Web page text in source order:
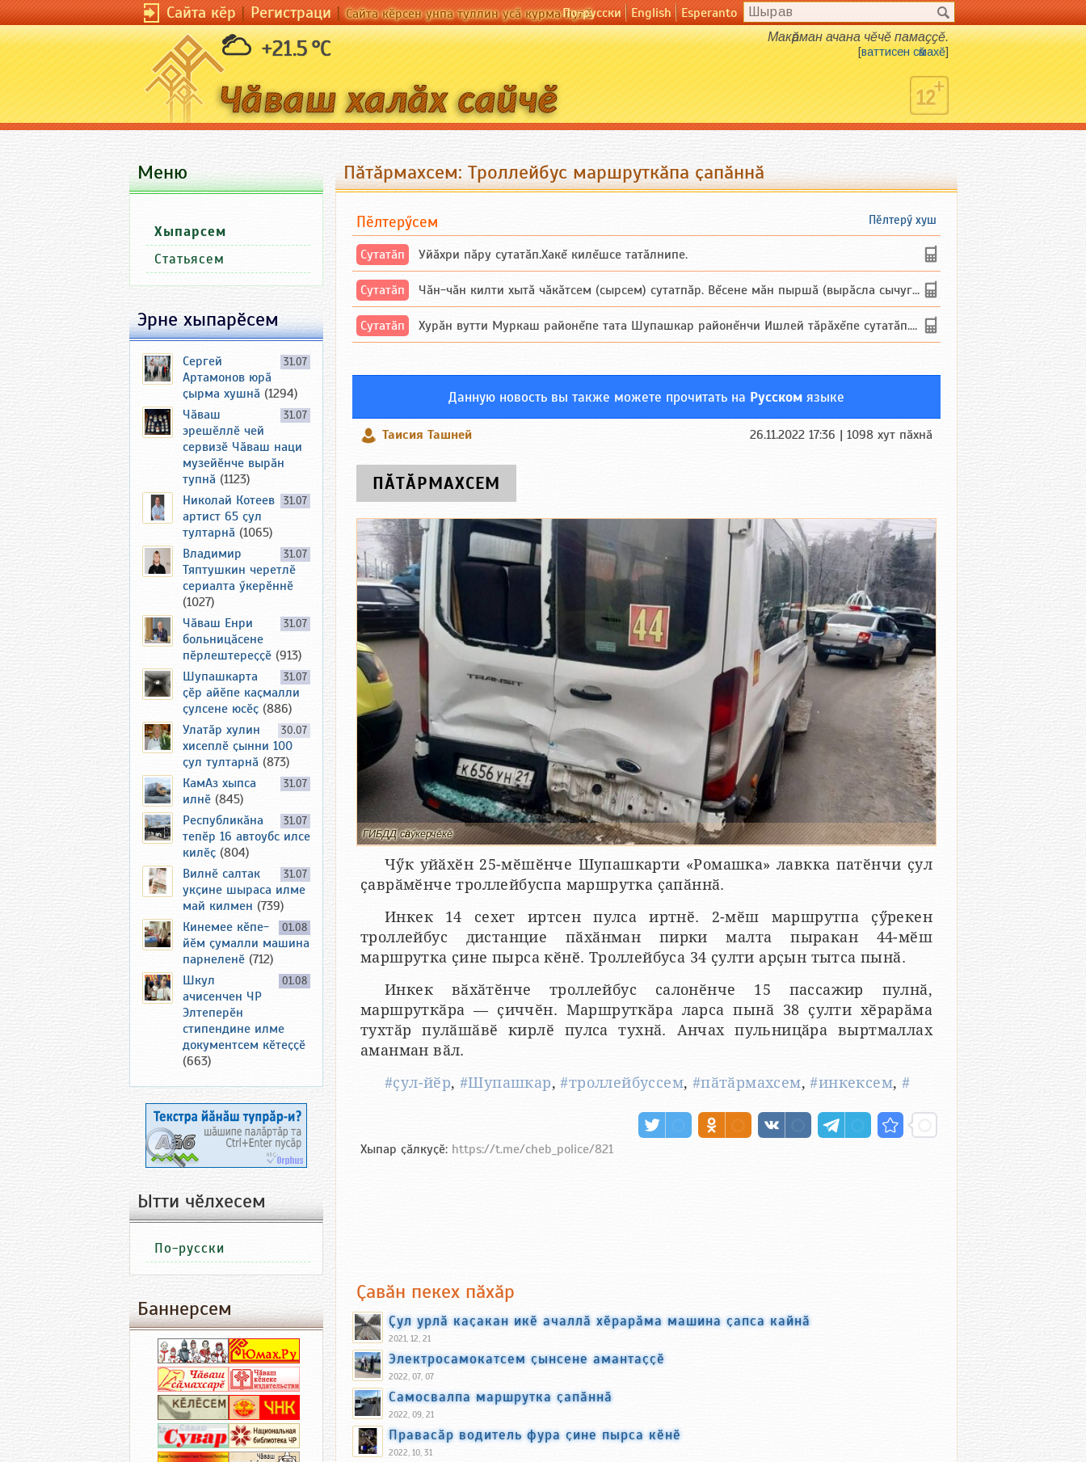
Сайта кӗр|Регистраци|Сайта кӗрсен унпа туллин усӑ курма пулӗПо-русски English Esperanto
+21.5 °C Макӑрман ачана чӗчӗ памаҫҫӗ.
[ваттисен сӑмахӗ]
Пӑтӑрмахсем: Троллейбус маршруткӑпа ҫапӑннӑ
Пӗлтерӳ хуш
Пӗлтерӳсем
Сутатӑп Уйăхри пăру сутатăп.Хакĕ килĕшсе татăлнипе.
Сутатӑп Чăн-чăн килти хытă чăкăтсем (сырсем) сутатпăр. Вĕсене мăн пыршă (вырăсла сычуг) ...
Сутатӑп Хурăн вутти Муркаш районĕпе тата Шупашкар районĕнчи Ишлей тăрăхĕпе сутатăп. Ха...
Данную новость вы также можете прочитать на Русском языке
Таисия Ташней 26.11.2022 17:36 | 1098 хут пӑхнӑ
ПӐТӐРМАХСЕМ
ГИБДД сӑнӳкерчӗкӗ
Чӳк уйӑхӗн 25-мӗшӗнче Шупашкарти «Ромашка» лавкка патӗнчи ҫул
ҫаврӑмӗнче троллейбуспа маршрутка ҫапӑннӑ.
Инкек 14 сехет иртсен пулса иртнӗ. 2-мӗш маршрутпа ҫӳрекен
троллейбус дистанцие пӑхӑнман пирки малта пыракан 44-мӗш
маршрутка ҫине пырса кӗнӗ. Троллейбуса 34 ҫулти арҫын тытса пынӑ.
Инкек вӑхӑтӗнче троллейбус салонӗнче 15 пассажир пулнӑ,
маршруткӑра — ҫиччӗн. Маршруткӑра ларса пынӑ 38 ҫулти хӗрарӑма
тухтӑр пулӑшӑвӗ кирлӗ пулса тухнӑ. Анчах пульницӑра выртмаллах
аманман вӑл.
#ҫул-йӗр,#Шупашкар,#троллейбуссем, #пӑтӑрмахсем,#инкексем, #
Хыпар ҫӑлкуҫӗ: https://t.me/cheb_police/821
Ҫавӑн пекех пӑхӑр
Ҫул урлӑ каҫакан икӗ ачаллӑ хӗрарӑма машина ҫапса кайнӑ
2021, 12, 21
Электросамокатсем ҫынсене амантаҫҫӗ
2022, 07, 07
Самосвалпа маршрутка ҫапӑннӑ
2022, 09, 21
Правасӑр водитель фура ҫине пырса кӗнӗ
2022, 10, 31
Меню
Хыпарсем
Статьясем
Эрне хыпарӗсем
31.07
Сергей
Артамонов юрӑ
ҫырма хушнӑ (1294)
31.07
Чӑваш
эрешӗллӗ чей
сервизӗ Чӑваш наци
музейӗнче вырӑн
тупнӑ (1123)
31.07
Николай Котеев
артист 65 ҫул
тултарнӑ (1065)
31.07
Владимир
Тяптушкин черетлӗ
сериалта ӳкерӗннӗ
(1027)
31.07
Чӑваш Енри
больницӑсене
пӗрлештереҫҫӗ (913)
31.07
Шупашкарта
ҫӗр айӗпе каҫмалли
ҫулсене юсӗҫ (886)
30.07
Улатӑр хулин
хисеплӗ ҫынни 100
ҫул тултарнӑ (873)
31.07
КамАз хыпса
илнӗ (845)
31.07
Республикӑна
тепӗр 16 автоубс илсе
килӗҫ (804)
31.07
Вилнӗ салтак
укҫине шыраса илме
май килмен (739)
01.08
Кинемее кӗпе-
йӗм ҫумалли машина
парнеленӗ (712)
01.08
Шкул
ачисенчен ЧР
Элтеперӗн
стипендине илме
документсем кӗтеҫҫӗ
(663)
Ытти чӗлхесем
По-русски
Баннерсем